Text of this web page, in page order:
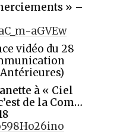
» –
aGVEw
vidéo du 28
à « Ciel
de la Com…